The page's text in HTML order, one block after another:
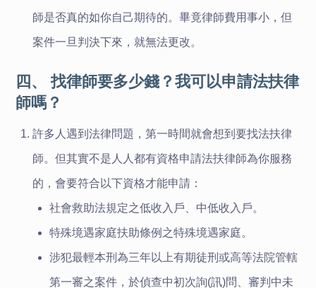
師是否真的如你自己期待的。畢竟律師費用事小，但
案件一旦判決下來，就無法更改。
四、 找律師要多少錢？我可以申請法扶律
師嗎？
許多人遇到法律問題，第一時間就會想到要找法扶律
師。但其實不是人人都有資格申請法扶律師為你服務
的，會要符合以下資格才能申請：
社會救助法規定之低收入戶、中低收入戶。
特殊境遇家庭扶助條例之特殊境遇家庭。
涉犯最輕本刑為三年以上有期徒刑或高等法院管轄
第一審之案件，於偵查中初次詢(訊)問、審判中未